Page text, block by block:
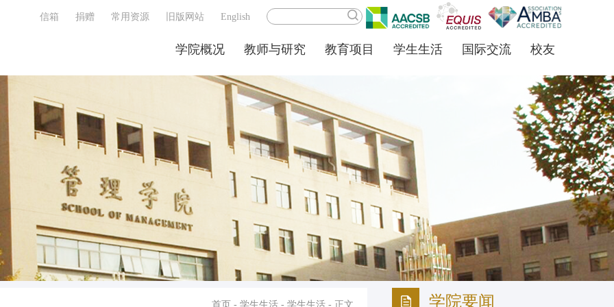
信箱 捐赠 常用资源 旧版网站 English
学院概况 教师与研究 教育项目 学生生活 国际交流 校友
首页 - 学生生活 - 学生生活 - 正文 学院要闻